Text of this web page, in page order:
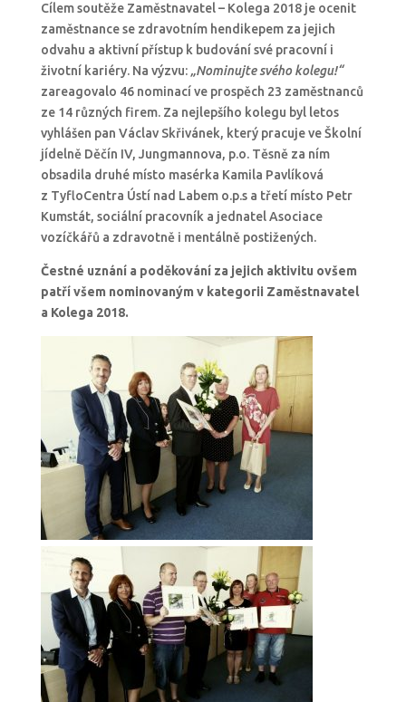
Cílem soutěže Zaměstnavatel – Kolega 2018 je ocenit
zaměstnance se zdravotním hendikepem za jejich
odvahu a aktivní přístup k budování své pracovní i
životní kariéry. Na výzvu: „Nominujte svého kolegu!“
zareagovalo 46 nominací ve prospěch 23 zaměstnanců
ze 14 různých firem. Za nejlepšího kolegu byl letos
vyhlášen pan Václav Skřivánek, který pracuje ve Školní
jídelně Děčín IV, Jungmannova, p.o. Těsně za ním
obsadila druhé místo masérka Kamila Pavlíková
z TyfloCentra Ústí nad Labem o.p.s a třetí místo Petr
Kumstát, sociální pracovník a jednatel Asociace
vozíčkářů a zdravotně i mentálně postižených.
Čestné uznání a poděkování za jejich aktivitu ovšem
patří všem nominovaným v kategorii Zaměstnavatel
a Kolega 2018.